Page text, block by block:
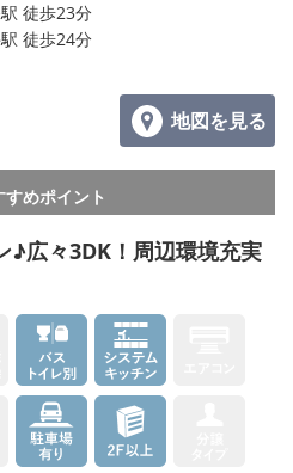
徒歩23分
徒歩24分
地図を見る
すめポイント
♪広々3DK！周辺環境充実